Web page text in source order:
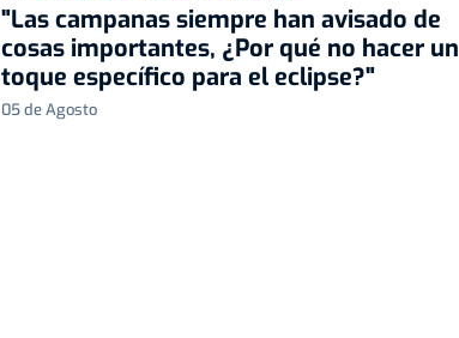
"Las campanas siempre han avisado de
cosas importantes, ¿Por qué no hacer un
toque específico para el eclipse?"
05 de Agosto